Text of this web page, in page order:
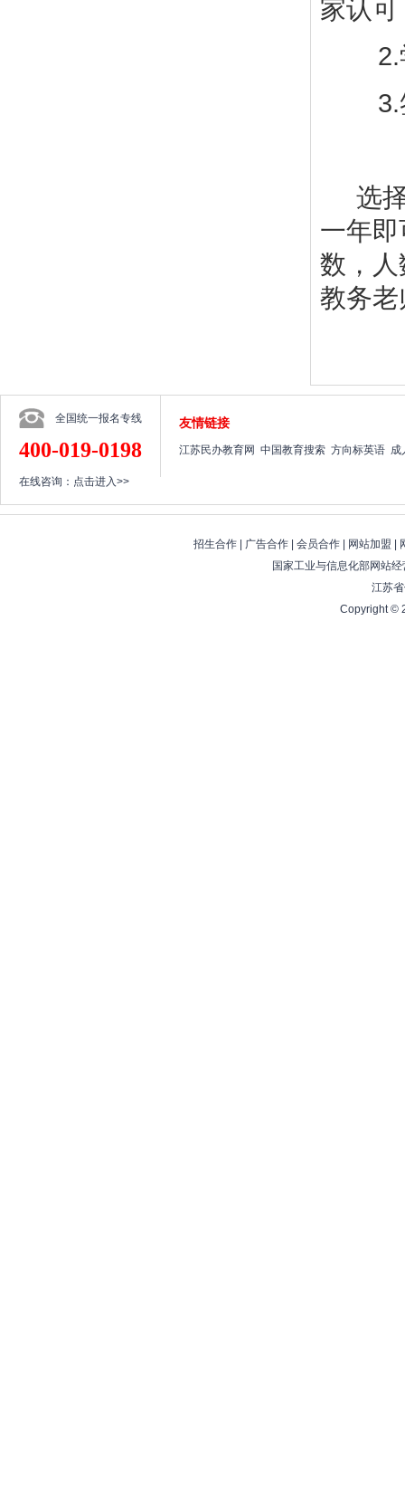
家认
2.学
3.签
选择
一年
数，
教务老
全国统一报名专线
400-019-0198
在线咨询： 点击进入>>
友情链接
江苏民办教育网 中国教育搜索 方向标英语 成
招生合作| 广告合作| 会员合作| 网站加盟
国家工业与信息化部网站
江苏
Copyright ©